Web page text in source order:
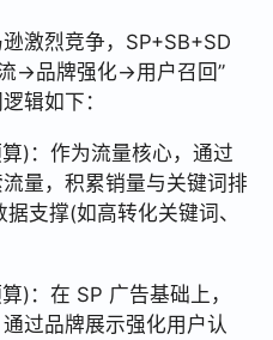
激烈竞争，SP+SB+SD
→品牌强化→用户召回”
辑如下：
)：作为流量核心，通过
量，积累销量与关键词排
支撑(如高转化关键词、
)：在 SP 广告基础上，
过品牌展示强化用户认